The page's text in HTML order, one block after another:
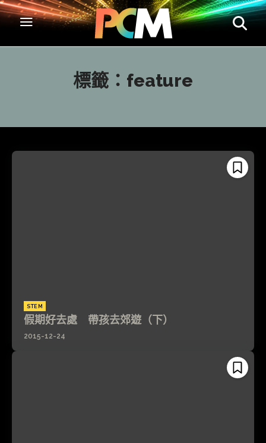
標籤： feature
STEM
假期好去處 帶孩去郊遊（下）
2015-12-24